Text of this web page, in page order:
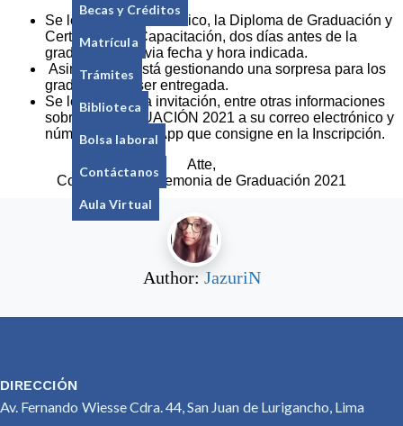
Becas y Créditos
Matrícula
Trámites
Biblioteca
Bolsa laboral
Contáctanos
Aula Virtual
Se les entregará en físico, la Diploma de Graduación y
Certificado de Capacitación, dos días antes de la
graduación, previa fecha y hora indicada.
Asimismo se está gestionando una sorpresa para los
graduandos a ser entregada.
Se les enviará la invitación, entre otras informaciones
sobre la GRADUACIÓN 2021 a su correo electrónico y
número deWhatsApp que consigne en la Inscripción.
Atte,
Comisión de Ceremonia de Graduación 2021
Author: JazuriN
DIRECCIÓN
Av. Fernando Wiesse Cdra. 44, San Juan de Lurigancho, Lima